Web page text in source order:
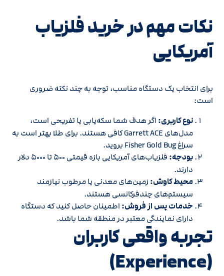
نکات مهم در خرید فلزیاب
آمریکایی
برای انتخاب یک دستگاه مناسب، توجه به چند نکته ضروری
است:
نوع کاربری: اگر هدف شما سکه‌یابی یا تفریحی است،
مدل‌های Garrett ACE کافی هستند. برای طلا بهتر است به
سراغ Fisher Gold Bug بروید.
بودجه:
فلزیاب‌های آمریکایی بازه قیمتی ۵۰۰ تا ۵۰۰۰ دلار
دارند.
محیط کاوش: زمین‌های معدنی یا مرطوب نیازمند
سیستم‌های چندفرکانسی هستند.
خدمات پس از فروش: اطمینان حاصل کنید که دستگاه
دارای نمایندگی معتبر در منطقه شما باشد.
تجربه واقعی کاربران
(Experience)